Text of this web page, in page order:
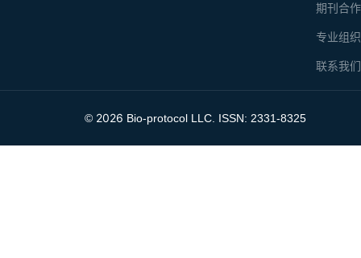
期刊合
专业组
联系我们
© 2026 Bio-protocol LLC. ISSN: 2331-8325